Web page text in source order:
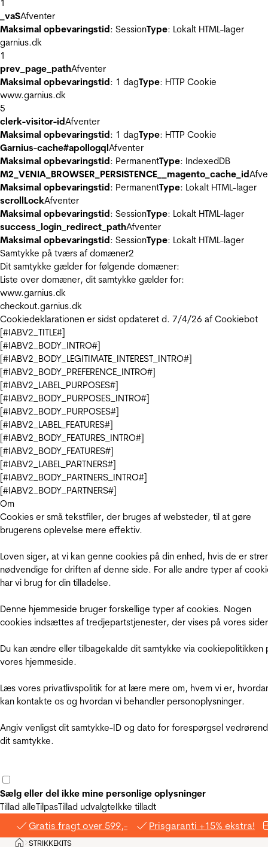
1
_vaSAfventer
Maksimal opbevaringstid: SessionType: Lokalt HTML-lager
garnius.dk
1
prev_page_pathAfventer
Maksimal opbevaringstid: 1 dagType: HTTP Cookie
www.garnius.dk
5
clerk-visitor-idAfventer
Maksimal opbevaringstid: 1 dagType: HTTP Cookie
Garnius-cache#apollogqlAfventer
Maksimal opbevaringstid: PermanentType: IndexedDB
M2_VENIA_BROWSER_PERSISTENCE__magento_cache_id
Maksimal opbevaringstid: PermanentType: Lokalt HTML-lager
scrollLockAfventer
Maksimal opbevaringstid: SessionType: Lokalt HTML-lager
success_login_redirect_pathAfventer
Maksimal opbevaringstid: SessionType: Lokalt HTML-lager
Samtykke på tværs af domæner2
Dit samtykke gælder for følgende domæner:
Liste over domæner, dit samtykke gælder for:
www.garnius.dk
checkout.garnius.dk
Cookiedeklarationen er sidst opdateret d. 7/4/26 af Cookiebot
[#IABV2_TITLE#]
[#IABV2_BODY_INTRO#]
[#IABV2_BODY_LEGITIMATE_INTEREST_INTRO#]
[#IABV2_BODY_PREFERENCE_INTRO#]
[#IABV2_LABEL_PURPOSES#]
[#IABV2_BODY_PURPOSES_INTRO#]
[#IABV2_BODY_PURPOSES#]
[#IABV2_LABEL_FEATURES#]
[#IABV2_BODY_FEATURES_INTRO#]
[#IABV2_BODY_FEATURES#]
[#IABV2_LABEL_PARTNERS#]
[#IABV2_BODY_PARTNERS_INTRO#]
[#IABV2_BODY_PARTNERS#]
Om
Cookies er små tekstfiler, der bruges af websteder, til at gøre
brugerens oplevelse mere effektiv.
Loven siger, at vi kan genne cookies på din enhed, hvis de er
nødvendige for driften af denne side. For alle andre typer af
har vi brug for din tilladelse.
Denne hjemmeside bruger forskellige typer af cookies. Nogen
cookies indsættes af tredjepartstjenester, der vises på vores
Du kan ændre eller tilbagekalde dit samtykke via cookiepolitikken
vores hjemmeside.
Læs vores privatlivspolitik for at lære mere om, hvem vi er,
kan kontakte os og hvordan vi behandler personoplysninger.
Angiv venligst dit samtykke-ID og dato for forespørgsel
dit samtykke.
Sælg eller del ikke mine personlige oplysninger
Tillad alleTilpasTillad udvalgteIkke tilladt
Gratis fragt over 599,- Prisgaranti +15% ekstra!
Hjem
>STRIKKEKITS